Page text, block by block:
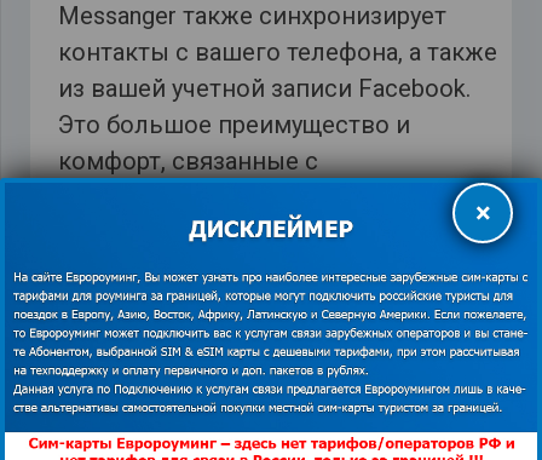
Messanger также синхронизирует
контакты с вашего телефона, а также
из вашей учетной записи Facebook.
Это большое преимущество и
комфорт, связанные с
повседневным использованием.
Messanger,viber,Wi-Fi,видеочат,купить сим-
карту,Полезные приложения,приложение для
видеосвязи за рубежом,скайп
×